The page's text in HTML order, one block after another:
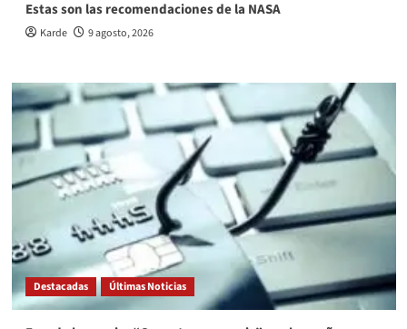
Estas son las recomendaciones de la NASA
Karde 9 agosto, 2026
Destacadas Últimas Noticias